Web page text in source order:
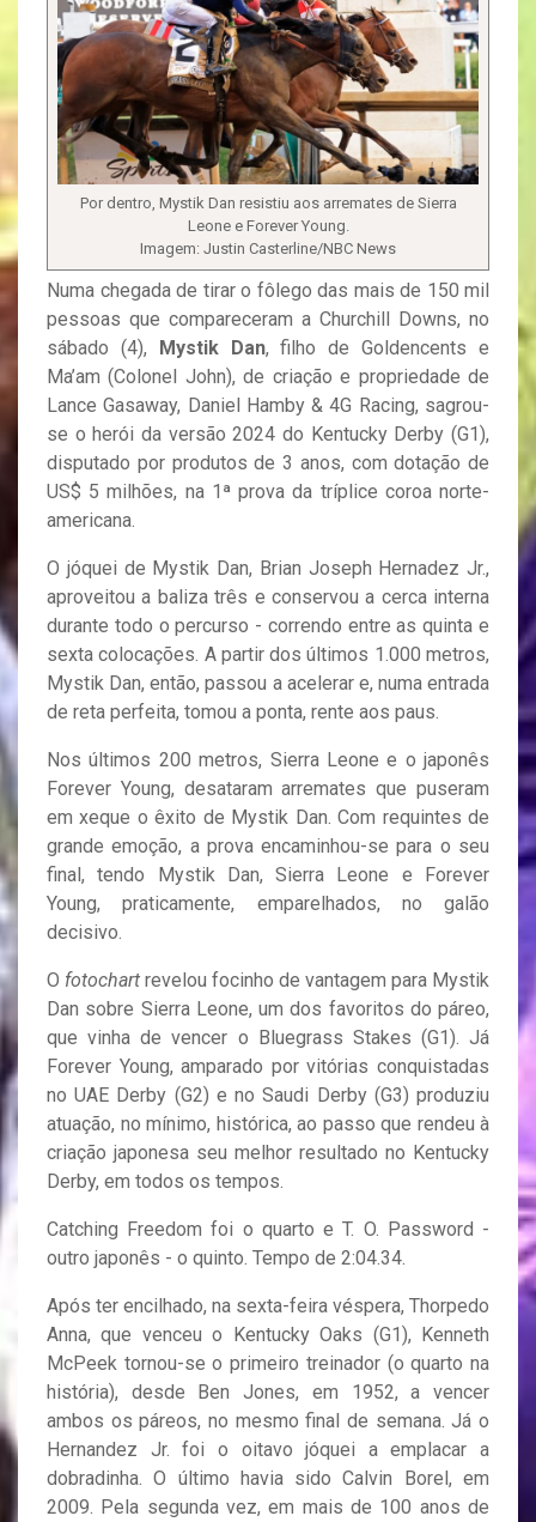
Por dentro, Mystik Dan resistiu aos arremates de Sierra
Leone e Forever Young.
Imagem: Justin Casterline/NBC News
Numa chegada de tirar o fôlego das mais de 150 mil
pessoas que compareceram a Churchill Downs, no
sábado (4), Mystik Dan, filho de Goldencents e
Ma’am (Colonel John), de criação e propriedade de
Lance Gasaway, Daniel Hamby & 4G Racing, sagrou-
se o herói da versão 2024 do Kentucky Derby (G1),
disputado por produtos de 3 anos, com dotação de
US$ 5 milhões, na 1ª prova da tríplice coroa norte-
americana.
O jóquei de Mystik Dan, Brian Joseph Hernadez Jr.,
aproveitou a baliza três e conservou a cerca interna
durante todo o percurso - correndo entre as quinta e
sexta colocações. A partir dos últimos 1.000 metros,
Mystik Dan, então, passou a acelerar e, numa entrada
de reta perfeita, tomou a ponta, rente aos paus.
Nos últimos 200 metros, Sierra Leone e o japonês
Forever Young, desataram arremates que puseram
em xeque o êxito de Mystik Dan. Com requintes de
grande emoção, a prova encaminhou-se para o seu
final, tendo Mystik Dan, Sierra Leone e Forever
Young, praticamente, emparelhados, no galão
decisivo.
O fotochart revelou focinho de vantagem para Mystik
Dan sobre Sierra Leone, um dos favoritos do páreo,
que vinha de vencer o Bluegrass Stakes (G1). Já
Forever Young, amparado por vitórias conquistadas
no UAE Derby (G2) e no Saudi Derby (G3) produziu
atuação, no mínimo, histórica, ao passo que rendeu à
criação japonesa seu melhor resultado no Kentucky
Derby, em todos os tempos.
Catching Freedom foi o quarto e T. O. Password -
outro japonês - o quinto. Tempo de 2:04.34.
Após ter encilhado, na sexta-feira véspera, Thorpedo
Anna, que venceu o Kentucky Oaks (G1), Kenneth
McPeek tornou-se o primeiro treinador (o quarto na
história), desde Ben Jones, em 1952, a vencer
ambos os páreos, no mesmo final de semana. Já o
Hernandez Jr. foi o oitavo jóquei a emplacar a
dobradinha. O último havia sido Calvin Borel, em
2009. Pela segunda vez, em mais de 100 anos de